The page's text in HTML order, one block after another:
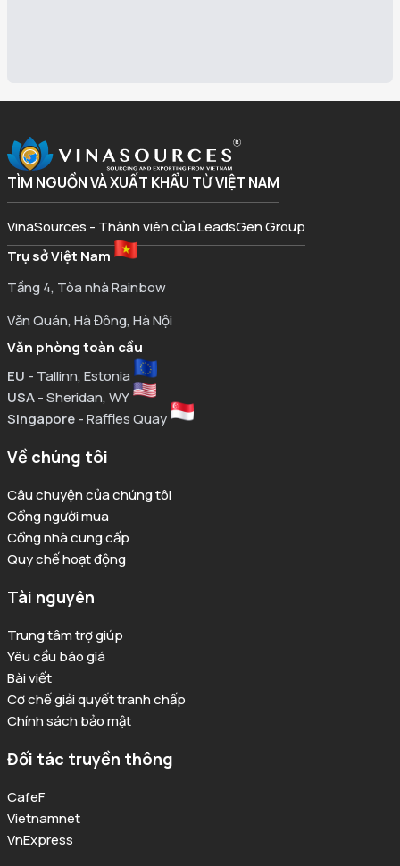
TÌM NGUỒN VÀ XUẤT KHẨU TỪ VIỆT NAM
VinaSources - Thành viên của LeadsGen Group
Trụ sở Việt Nam
Tầng 4, Tòa nhà Rainbow
Văn Quán, Hà Đông, Hà Nội
Văn phòng toàn cầu
EU - Tallinn, Estonia
USA- Sheridan, WY
Singapore- Raffles Quay
Về chúng tôi
Câu chuyện của chúng tôi
Cổng người mua
Cổng nhà cung cấp
Quy chế hoạt động
Tài nguyên
Trung tâm trợ giúp
Yêu cầu báo giá
Bài viết
Cơ chế giải quyết tranh chấp
Chính sách bảo mật
Đối tác truyền thông
CafeF
Vietnamnet
VnExpress